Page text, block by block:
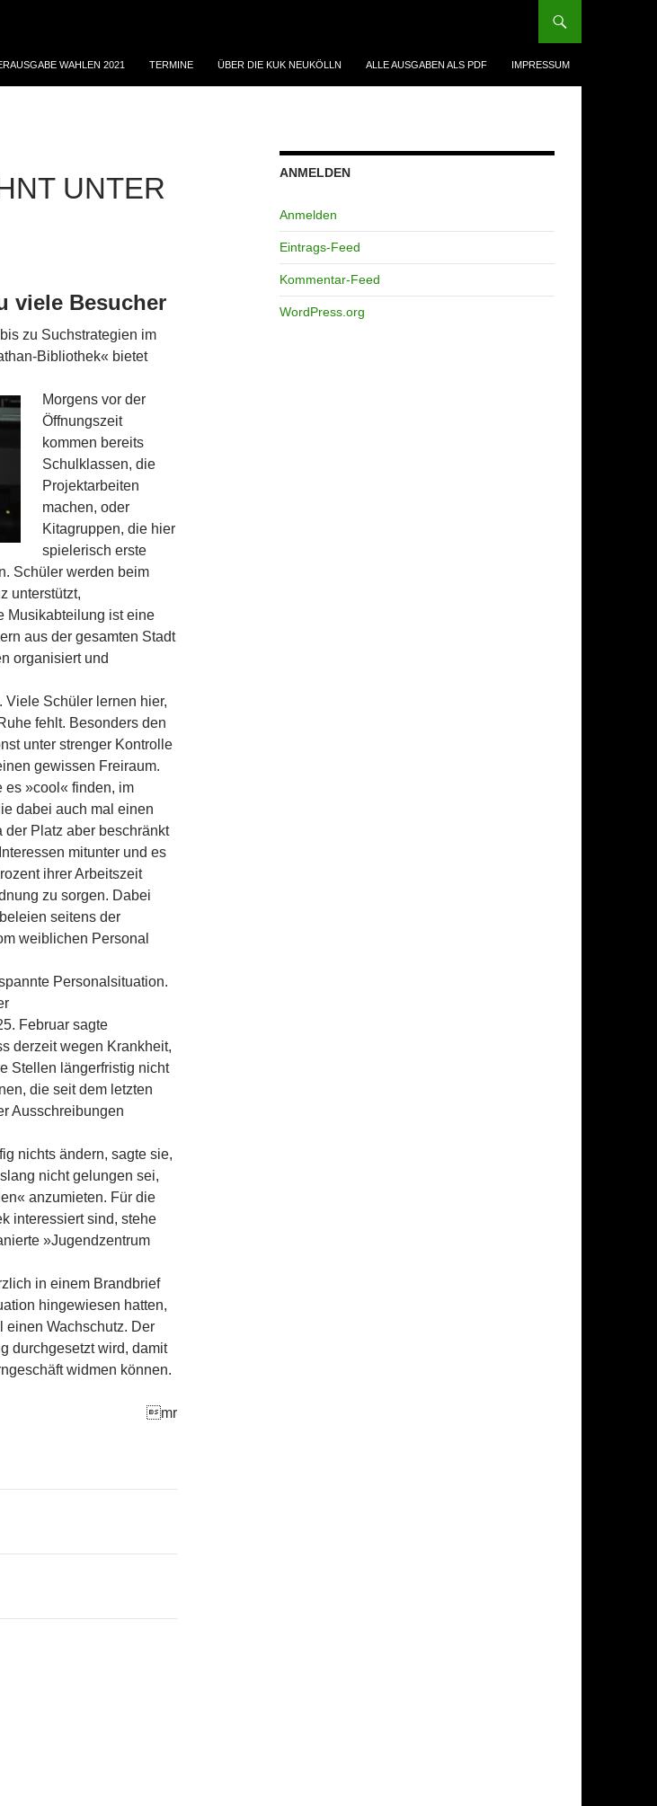
WAHLEN 2021 TERMINE ÜBER DIE KUK NEUKÖLLN ALLE AUSGABEN ALS PDF IMPRESSUM
UNTER
viele Besucher
zu Suchstrategien im
Bibliothek« bietet
Morgens vor der
Öffnungszeit
kommen bereits
Schulklassen, die
Projektarbeiten
machen, oder
Kitagruppen, die hier
spielerisch erste
Schüler werden beim
unterstützt,
Musik­abteilung ist eine
aus der gesamten Stadt
organisiert und
Viele Schüler lernen hier,
fehlt. Besonders den
unter strenger Kontrolle
gewissen Freiraum.
es »cool« finden, im
dabei auch mal einen
Platz aber beschränkt
mitunter und es
ihrer Arbeitszeit
zu sorgen. Dabei
seitens der
weiblichen Personal
Personalsituation.
Februar sagte
derzeit wegen Krankheit,
Stellen längerfristig nicht
die seit dem letzten
Ausschreibungen
nichts ändern, sagte sie,
nicht gelungen sei,
anzumieten. Für die
interessiert sind, stehe
»Jugendzentrum
in einem Brandbrief
hingewiesen hatten,
einen Wachschutz. Der
durchgesetzt wird, damit
widmen können.
mr
ANMELDEN
Anmelden
Eintrags-Feed
Kommentar-Feed
WordPress.org